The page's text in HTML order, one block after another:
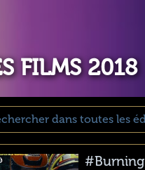
FILMS 2018
#Burning